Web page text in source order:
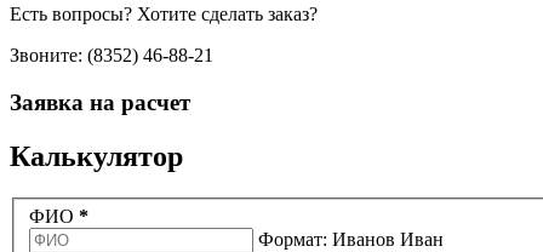
Есть вопросы? Хотите сделать заказ?
Звоните: (8352) 46-88-21
Заявка на расчет
Калькулятор
ФИО *
Формат: Иванов Иван